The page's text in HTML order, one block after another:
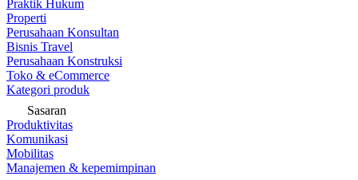
Praktik Hukum
Properti
Perusahaan Konsultan
Bisnis Travel
Perusahaan Konstruksi
Toko & eCommerce
Kategori produk
Sasaran
Produktivitas
Komunikasi
Mobilitas
Manajemen & kepemimpinan